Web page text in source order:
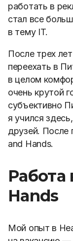
работать в
стал все
в тему IT.
После трех
переехать в
в целом
очень крутой
субъективно
я учился
друзей. После
and Hands.
Работа
Hands
Мой опыт в